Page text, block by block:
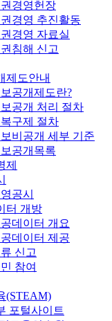
경영헌장
경영 추진활동
경영 자료실
침해 신고
제도안내
공개제도란?
공개 처리 절차
구제 절차
비공개 세부 기준
공개목록
제
공시
터 개방
데이터 개요
데이터 제공
신고
참여
(STEAM)
포털사이트